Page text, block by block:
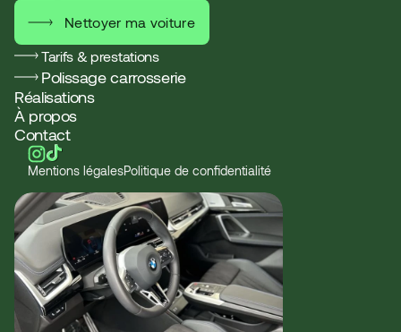
Nettoyer ma voiture
Tarifs & prestations
Polissage carrosserie
Réalisations
À propos
Contact
Mentions légalesPolitique de confidentialité